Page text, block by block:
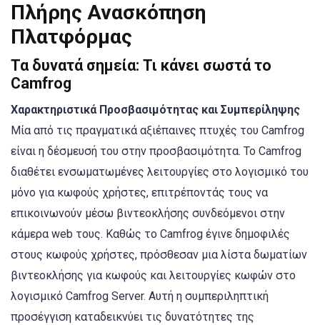
Πλήρης Ανασκόπηση
Πλατφόρμας
Τα δυνατά σημεία: Τι κάνει σωστά το
Camfrog
Χαρακτηριστικά Προσβασιμότητας και Συμπερίληψης
Μία από τις πραγματικά αξιέπαινες πτυχές του Camfrog
είναι η δέσμευσή του στην προσβασιμότητα. Το Camfrog
διαθέτει ενσωματωμένες λειτουργίες στο λογισμικό του
μόνο για κωφούς χρήστες, επιτρέποντάς τους να
επικοινωνούν μέσω βιντεοκλήσης συνδεόμενοι στην
κάμερα web τους. Καθώς το Camfrog έγινε δημοφιλές
στους κωφούς χρήστες, πρόσθεσαν μια λίστα δωματίων
βιντεοκλήσης για κωφούς και λειτουργίες κωφών στο
λογισμικό Camfrog Server. Αυτή η συμπεριληπτική
προσέγγιση καταδεικνύει τις δυνατότητες της